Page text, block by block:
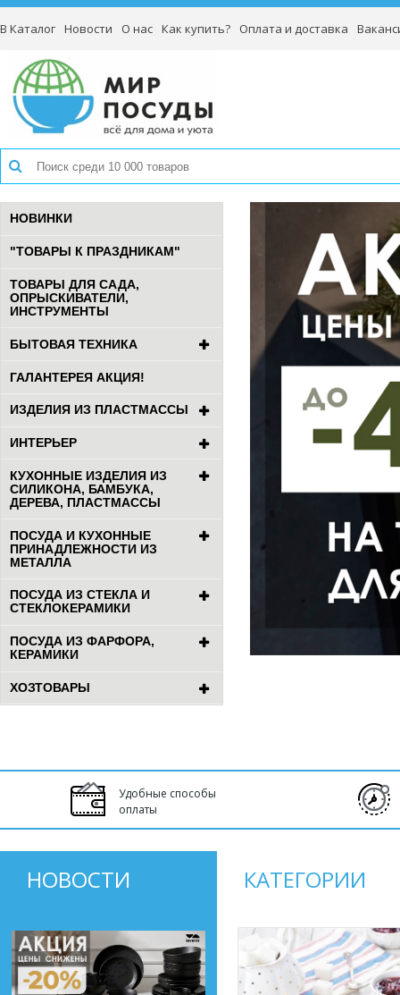
В Каталог Новости О нас Как купить? Оплата и доставка
НОВИНКИ
"ТОВАРЫ К ПРАЗДНИКАМ"
ТОВАРЫ ДЛЯ САДА,
ОПРЫСКИВАТЕЛИ,
ИНСТРУМЕНТЫ
БЫТОВАЯ ТЕХНИКА
ГАЛАНТЕРЕЯ АКЦИЯ!
ИЗДЕЛИЯ ИЗ ПЛАСТМАССЫ
ИНТЕРЬЕР
КУХОННЫЕ ИЗДЕЛИЯ ИЗ
СИЛИКОНА, БАМБУКА,
ДЕРЕВА, ПЛАСТМАССЫ
ПОСУДА И КУХОННЫЕ
ПРИНАДЛЕЖНОСТИ ИЗ
МЕТАЛЛА
ПОСУДА ИЗ СТЕКЛА И
СТЕКЛОКЕРАМИКИ
ПОСУДА ИЗ ФАРФОРА,
КЕРАМИКИ
ХОЗТОВАРЫ
Удобные способы
оплаты
НОВОСТИ КАТЕГОРИИ